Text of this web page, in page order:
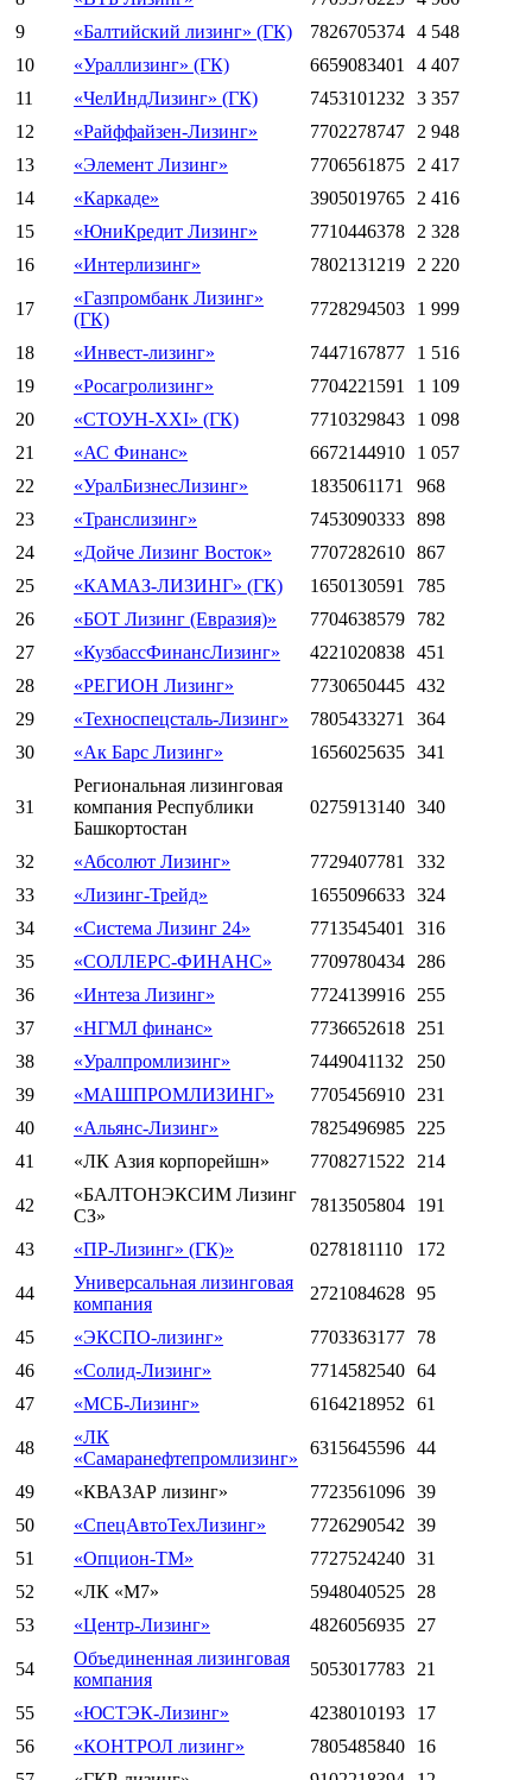
9
«Балтийский лизинг» (ГК) 7826705374 4 548
10
«Ураллизинг» (ГК) 6659083401
4 407
11
«ЧелИндЛизинг» (ГК) 7453101232 3 357
12
«Райффайзен-Лизинг» 7702278747 2 948
13
«Элемент Лизинг» 7706561875 2 417
14
«Каркаде» 3905019765 2 416
15
«ЮниКредит Лизинг» 7710446378 2 328
16
«Интерлизинг» 7802131219 2 220
17
«Газпромбанк Лизинг»
(ГК)
7728294503 1 999
18 «Инвест-лизинг» 7447167877
1 516
19
«Росагролизинг» 7704221591
1 109
20
«СТОУН-XXI» (ГК) 7710329843
1 098
21
«АС Финанс» 6672144910
1 057
22
«УралБизнесЛизинг» 1835061171
968
23
«Транслизинг» 7453090333 898
24
«Дойче Лизинг Восток» 7707282610 867
25
«КАМАЗ-ЛИЗИНГ» (ГК) 1650130591
785
26
«БОТ Лизинг (Евразия)» 7704638579
782
27
«КузбассФинансЛизинг» 4221020838 451
28
«РЕГИОН Лизинг» 7730650445 432
29
«Техноспецсталь-Лизинг» 7805433271
364
30
«Ак Барс Лизинг» 1656025635 341
31
Региональная лизинговая
компания Республики
Башкортостан
0275913140 340
32 «Абсолют Лизинг» 7729407781
332
33
«Лизинг-Трейд» 1655096633 324
34
«Система Лизинг 24» 7713545401
316
35
«СОЛЛЕРС-ФИНАНС» 7709780434 286
36
«Интеза Лизинг» 7724139916 255
37
«НГМЛ финанс» 7736652618 251
38
«Уралпромлизинг» 7449041132
250
39
«МАШПРОМЛИЗИНГ» 7705456910 231
40
«Альянс-Лизинг» 7825496985 225
41
«ЛК Азия корпорейшн» 7708271522 214
42
«БАЛТОНЭКСИМ Лизинг
СЗ»
7813505804 191
43 «ПР-Лизинг» (ГК)» 0278181110 172
44
Универсальная лизинговая
компания
2721084628 95
45 «ЭКСПО-лизинг» 7703363177
78
46
«Солид-Лизинг» 7714582540 64
47
«МСБ-Лизинг» 6164218952 61
48
«ЛК
«Самаранефтепромлизинг»
6315645596 44
49 «КВАЗАР лизинг» 7723561096 39
50
«СпецАвтоТехЛизинг» 7726290542 39
51
«Опцион-ТМ» 7727524240 31
52
«ЛК «М7» 5948040525 28
53
«Центр-Лизинг» 4826056935 27
54
Объединенная лизинговая
компания
5053017783 21
55 «ЮСТЭК-Лизинг» 4238010193
17
56
«КОНТРОЛ лизинг» 7805485840
16